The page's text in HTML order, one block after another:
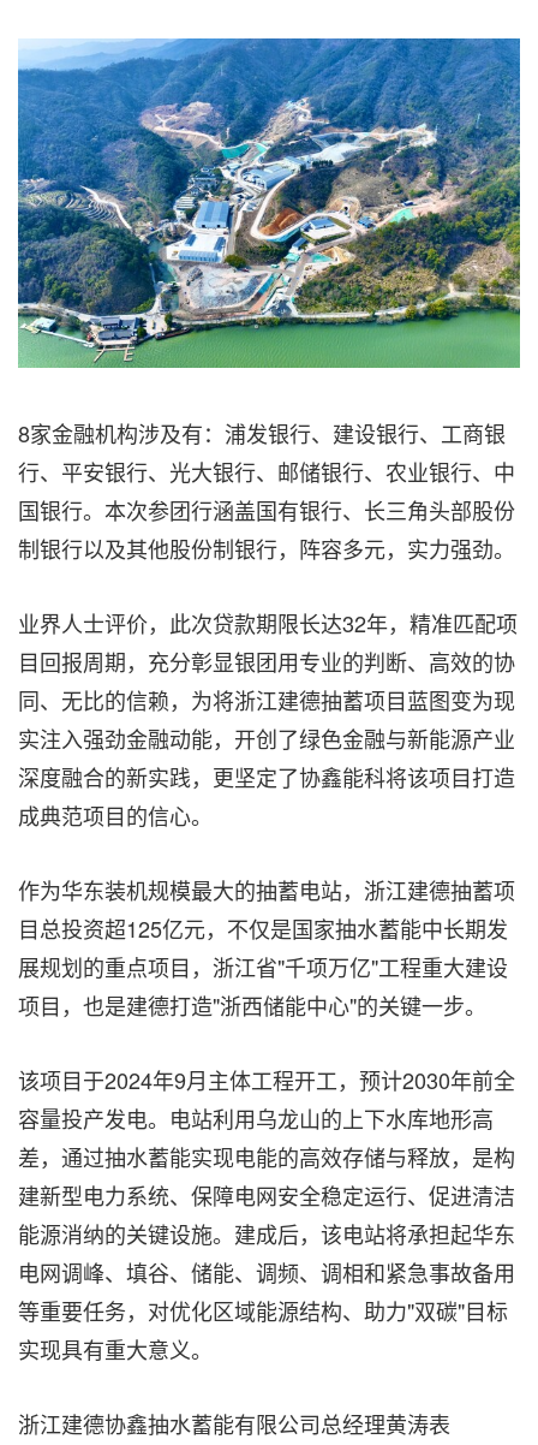
8家金融机构涉及有：浦发银行、建设银行、工商银
行、平安银行、光大银行、邮储银行、农业银行、中
国银行。本次参团行涵盖国有银行、长三角头部股份
制银行以及其他股份制银行，阵容多元，实力强劲。
业界人士评价，此次贷款期限长达32年，精准匹配项
目回报周期，充分彰显银团用专业的判断、高效的协
同、无比的信赖，为将浙江建德抽蓄项目蓝图变为现
实注入强劲金融动能，开创了绿色金融与新能源产业
深度融合的新实践，更坚定了协鑫能科将该项目打造
成典范项目的信心。
作为华东装机规模最大的抽蓄电站，浙江建德抽蓄项
目总投资超125亿元，不仅是国家抽水蓄能中长期发
展规划的重点项目，浙江省"千项万亿"工程重大建设
项目，也是建德打造"浙西储能中心"的关键一步。
该项目于2024年9月主体工程开工，预计2030年前全
容量投产发电。电站利用乌龙山的上下水库地形高
差，通过抽水蓄能实现电能的高效存储与释放，是构
建新型电力系统、保障电网安全稳定运行、促进清洁
能源消纳的关键设施。建成后，该电站将承担起华东
电网调峰、填谷、储能、调频、调相和紧急事故备用
等重要任务，对优化区域能源结构、助力"双碳"目标
实现具有重大意义。
浙江建德协鑫抽水蓄能有限公司总经理黄涛表